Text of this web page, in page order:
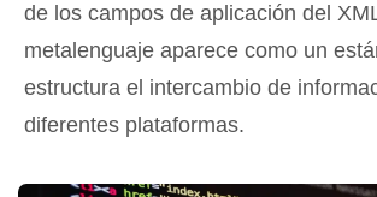
de los campos de aplicación del
metalenguaje aparece como un
estructura el intercambio de
diferentes plataformas.